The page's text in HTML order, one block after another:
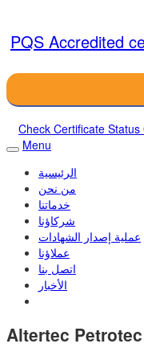
PQS Accredited
Check Certificate
Menu
الرئيسية
من نحن
خدماتنا
شركاؤنا
عملية إصدار الشهادات
عملاؤنا
اتصل بنا
الأخبار
Altertec